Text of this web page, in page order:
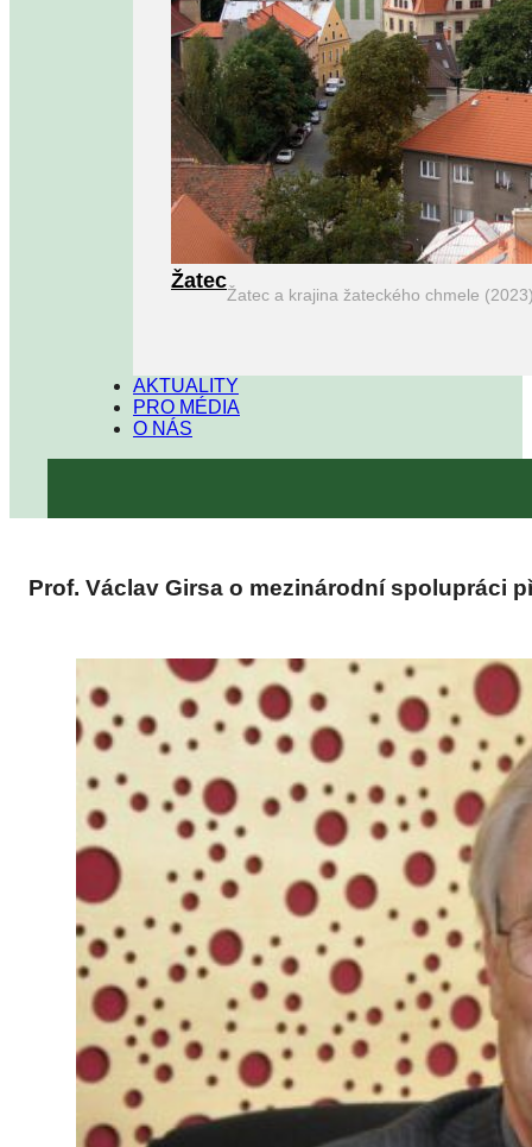
Žatec
Žatec a krajina žateckého chmele
AKTUALITY
PRO MÉDIA
O NÁS
Prof. Václav Girsa o mezinárodní spolupráci